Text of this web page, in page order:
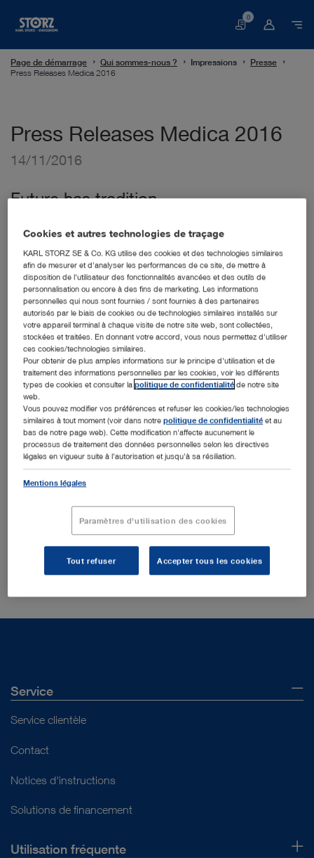
Panier
0
Page de démarrage Qui sommes-nous ? Impressions
Presse
Press Releases Medica 2016
Press Releases Medica 2016
14/11/2016
Future has tradition
KARL STORZ exhibit at this year‘s MEDICA. Offering
technical expertise and qualified advice, we are looking
forward to presenting exciting product innovations to our
visitors, and we invite you to an exchange of experiences
on future trends in endoscopy, microsurgery, and the
integrated operating room.
The following key topics will be presented at the
KARL STORZ booth:
Expertise in imaging: Modular camera system IMAGE1
S – 3D video endoscopes as well as the VITOM®3D for
microsurgical procedures – Fluorescence imaging
Variety and added functional value with the newest
generation of KARL STORZ devices
Navigation systems from KARL STORZ – quality meets
economy
KARL STORZ OR1 FUSION®– the integrated operating
room and the data management software solution
We will be happy to present these and much more to you
HALL 10, BOOTH D22
Service
Service clientèle
Contact
Notices d'instructions
Solutions de financement
Utilisation fréquente
Cookies et autres technologies de traçage
KARL STORZ SE & Co. KG utilise des cookies et des technologies similaires
afin de mesurer et d'analyser les performances de ce site, de mettre à
disposition de l'utilisateur des fonctionnalités avancées et des outils de
personnalisation ou encore à des fins de marketing. Les informations
personnelles qui nous sont fournies / sont fournies à des partenaires
autorisés par le biais de cookies ou de technologies similaires installés sur
votre appareil terminal à chaque visite de notre site web, sont collectées,
stockées et traitées. En donnant votre accord, vous nous permettez d'utiliser
ces cookies/technologies similaires.
Pour obtenir de plus amples informations sur le principe d'utilisation et de
traitement des informations personnelles par les cookies, voir les différents
types de cookies et consulter lapolitique de confidentialité de notre site
web.
Vous pouvez modifier vos préférences et refuser les cookies/les technologies
similaires à tout moment (voir dans notrepolitique de confidentialité et au
bas de notre page web). Cette modification n'affecte aucunement le
processus de traitement des données personnelles selon les directives
légales en vigueur suite à l'autorisation et jusqu'à sa résiliation.
Mentions légales
Paramètres d'utilisation des cookies
Tout refuser Accepter tous les cookies